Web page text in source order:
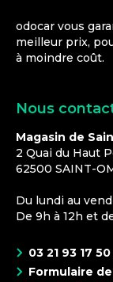
odocar vous
meilleur prix,
à moindre coût.
Nous
Magasin de
2 Quai du Haut
62500 SAINT-
Du lundi au
De 9h à 12h et
03 21 93 17 50
Formulaire